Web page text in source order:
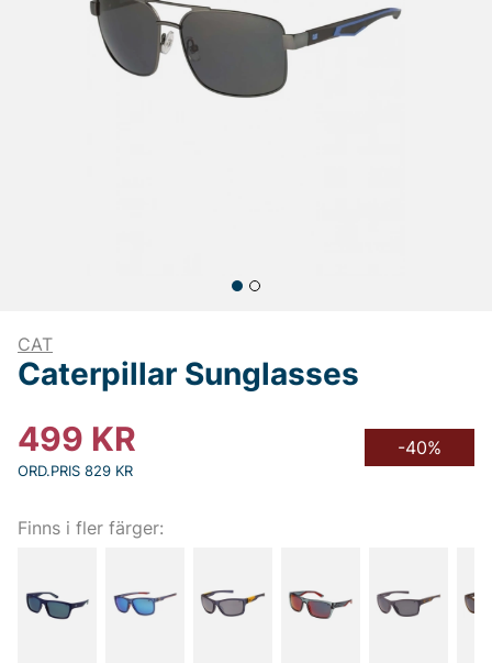
CAT
Caterpillar Sunglasses
499 KR
ORD.PRIS 829 KR
-40%
Finns i fler färger: